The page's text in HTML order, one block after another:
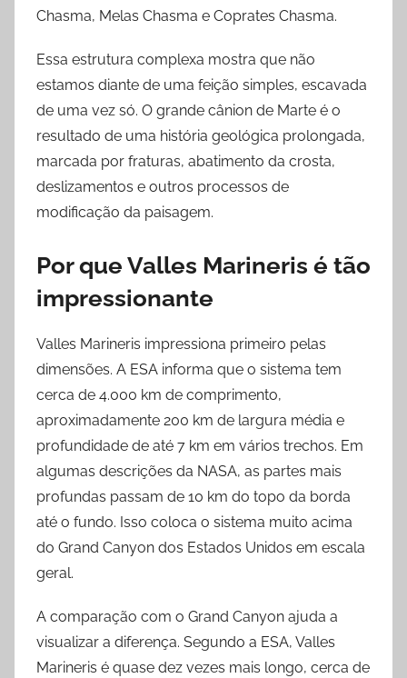
Chasma, Melas Chasma e Coprates Chasma.
Essa estrutura complexa mostra que não
estamos diante de uma feição simples, escavada
de uma vez só. O grande cânion de Marte é o
resultado de uma história geológica prolongada,
marcada por fraturas, abatimento da crosta,
deslizamentos e outros processos de
modificação da paisagem.
Por que Valles Marineris é tão
impressionante
Valles Marineris impressiona primeiro pelas
dimensões. A ESA informa que o sistema tem
cerca de 4.000 km de comprimento,
aproximadamente 200 km de largura média e
profundidade de até 7 km em vários trechos. Em
algumas descrições da NASA, as partes mais
profundas passam de 10 km do topo da borda
até o fundo. Isso coloca o sistema muito acima
do Grand Canyon dos Estados Unidos em escala
geral.
A comparação com o Grand Canyon ajuda a
visualizar a diferença. Segundo a ESA, Valles
Marineris é quase dez vezes mais longo, cerca de